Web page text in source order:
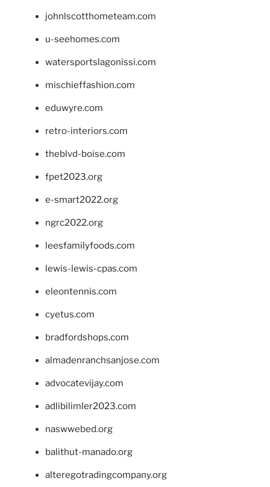
johnlscotthometeam.com
u-seehomes.com
watersportslagonissi.com
mischieffashion.com
eduwyre.com
retro-interiors.com
theblvd-boise.com
fpet2023.org
e-smart2022.org
ngrc2022.org
leesfamilyfoods.com
lewis-lewis-cpas.com
eleontennis.com
cyetus.com
bradfordshops.com
almadenranchsanjose.com
advocatevijay.com
adlibilimler2023.com
naswwebed.org
balithut-manado.org
alteregotradingcompany.org